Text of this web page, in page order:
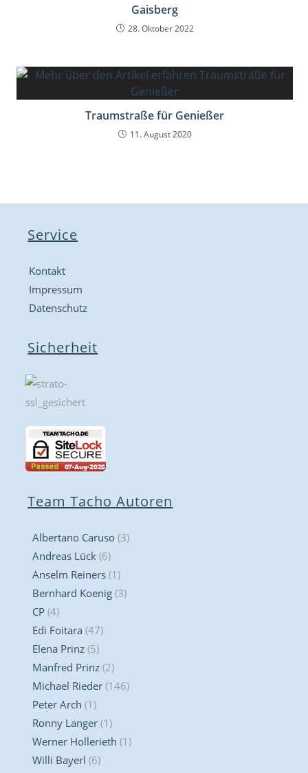
Gaisberg
28. Oktober 2022
Traumstraße für Genießer
11. August 2020
Service
Kontakt
Impressum
Datenschutz
Sicherheit
Team Tacho Autoren
Albertano Caruso (3)
Andreas Lück (6)
Anselm Reiners (1)
Bernhard Koenig (3)
CP (4)
Edi Foitara (47)
Elena Prinz (5)
Manfred Prinz (2)
Michael Rieder (146)
Peter Arch (1)
Ronny Langer (1)
Werner Hollerieth (1)
Willi Bayerl (6)